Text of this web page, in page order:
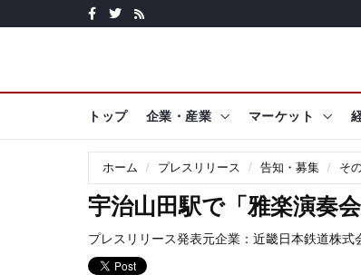
トップ 企業・産業 マーケット
ホーム プレスリリース 告知・募集 そ
宇治山田駅で「雅楽演奏
プレスリリース発表元企業： 近畿日本鉄道株式